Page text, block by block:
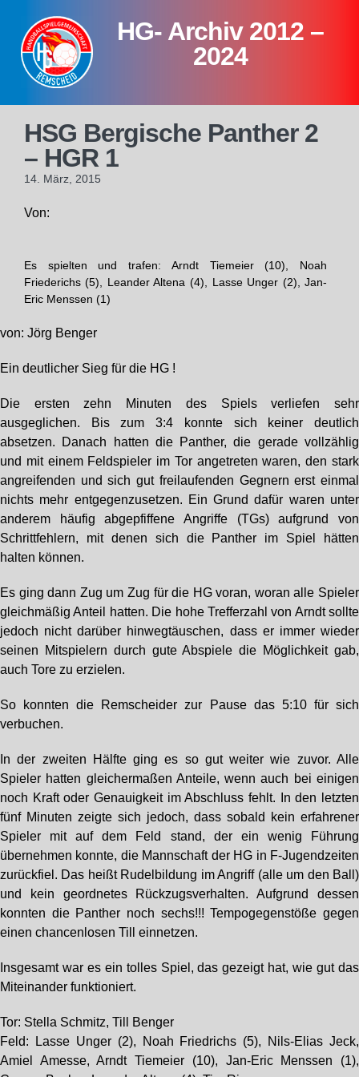
content
HG- Archiv 2012 –
2024
HSG Bergische Panther 2
– HGR 1
14. März, 2015
Von:
Es spielten und trafen: Arndt Tiemeier (10), Noah
Friederichs (5), Leander Altena (4), Lasse Unger (2), Jan-
Eric Menssen (1)
von: Jörg Benger
Ein deutlicher Sieg für die HG !
Die ersten zehn Minuten des Spiels verliefen sehr
ausgeglichen. Bis zum 3:4 konnte sich keiner deutlich
absetzen. Danach hatten die Panther, die gerade vollzählig
und mit einem Feldspieler im Tor angetreten waren, den stark
angreifenden und sich gut freilaufenden Gegnern erst einmal
nichts mehr entgegenzusetzen. Ein Grund dafür waren unter
anderem häufig abgepfiffene Angriffe (TGs) aufgrund von
Schrittfehlern, mit denen sich die Panther im Spiel hätten
halten können.
Es ging dann Zug um Zug für die HG voran, woran alle Spieler
gleichmäßig Anteil hatten. Die hohe Trefferzahl von Arndt sollte
jedoch nicht darüber hinwegtäuschen, dass er immer wieder
seinen Mitspielern durch gute Abspiele die Möglichkeit gab,
auch Tore zu erzielen.
So konnten die Remscheider zur Pause das 5:10 für sich
verbuchen.
In der zweiten Hälfte ging es so gut weiter wie zuvor. Alle
Spieler hatten gleichermaßen Anteile, wenn auch bei einigen
noch Kraft oder Genauigkeit im Abschluss fehlt. In den letzten
fünf Minuten zeigte sich jedoch, dass sobald kein erfahrener
Spieler mit auf dem Feld stand, der ein wenig Führung
übernehmen konnte, die Mannschaft der HG in F-Jugendzeiten
zurückfiel. Das heißt Rudelbildung im Angriff (alle um den Ball)
und kein geordnetes Rückzugsverhalten. Aufgrund dessen
konnten die Panther noch sechs!!! Tempogegenstöße gegen
einen chancenlosen Till einnetzen.
Insgesamt war es ein tolles Spiel, das gezeigt hat, wie gut das
Miteinander funktioniert.
Tor: Stella Schmitz, Till Benger
Feld: Lasse Unger (2), Noah Friedrichs (5), Nils-Elias Jeck,
Amiel Amesse, Arndt Tiemeier (10), Jan-Eric Menssen (1),